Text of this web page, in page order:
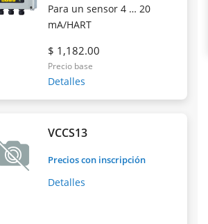
Para un sensor 4 … 20
mA/HART
$ 1,182.00
Precio base
Detalles
VCCS13
Precios con inscripción
Detalles